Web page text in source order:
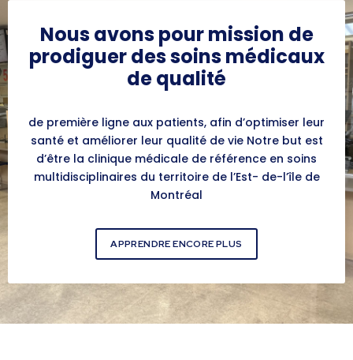
Nous avons pour mission de
prodiguer des soins médicaux
de qualité
de première ligne aux patients, afin d’optimiser leur
santé et améliorer leur qualité de vie Notre but est
d’être la clinique médicale de référence en soins
multidisciplinaires du territoire de l’Est- de-l’île de
Montréal
APPRENDRE ENCORE PLUS